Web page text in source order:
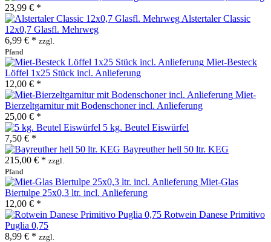
23,99 € *
Alstertaler Classic
12x0,7 Glasfl. Mehrweg
6,99 € * zzgl.
Pfand
Miet-Besteck
Löffel 1x25 Stück incl. Anlieferung
12,00 € *
Miet-
Bierzeltgarnitur mit Bodenschoner incl. Anlieferung
25,00 € *
5 kg. Beutel Eiswürfel
7,50 € *
Bayreuther hell 50 ltr. KEG
215,00 € * zzgl.
Pfand
Miet-Glas
Biertulpe 25x0,3 ltr. incl. Anlieferung
12,00 € *
Rotwein Danese Primitivo
Puglia 0,75
8,99 € * zzgl.